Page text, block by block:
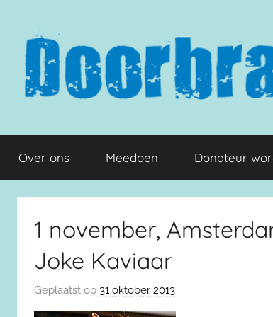
inhoud
springen
Doorbraak.eu
Over ons Meedoen Donateur
1 november,
Joke Kaviaar
Geplaatst op 31 oktober 2013